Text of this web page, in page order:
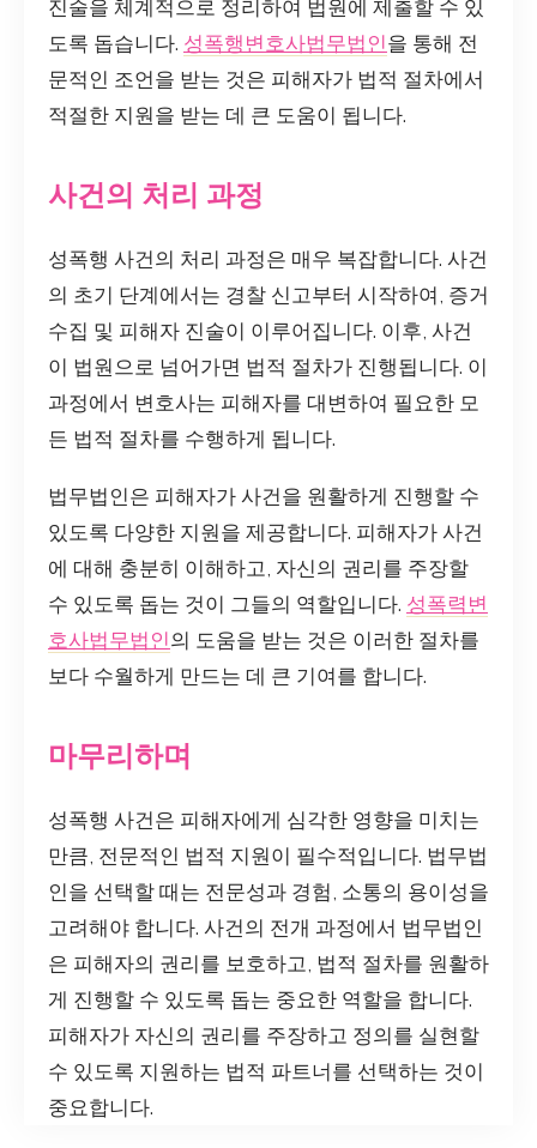
진술을 체계적으로 정리하여 법원에 제출할 수 있
도록 돕습니다. 성폭행변호사법무법인을 통해 전
문적인 조언을 받는 것은 피해자가 법적 절차에서
적절한 지원을 받는 데 큰 도움이 됩니다.
사건의 처리 과정
성폭행 사건의 처리 과정은 매우 복잡합니다. 사건
의 초기 단계에서는 경찰 신고부터 시작하여, 증거
수집 및 피해자 진술이 이루어집니다. 이후, 사건
이 법원으로 넘어가면 법적 절차가 진행됩니다. 이
과정에서 변호사는 피해자를 대변하여 필요한 모
든 법적 절차를 수행하게 됩니다.
법무법인은 피해자가 사건을 원활하게 진행할 수
있도록 다양한 지원을 제공합니다. 피해자가 사건
에 대해 충분히 이해하고, 자신의 권리를 주장할
수 있도록 돕는 것이 그들의 역할입니다. 성폭력변
호사법무법인의 도움을 받는 것은 이러한 절차를
보다 수월하게 만드는 데 큰 기여를 합니다.
마무리하며
성폭행 사건은 피해자에게 심각한 영향을 미치는
만큼, 전문적인 법적 지원이 필수적입니다. 법무법
인을 선택할 때는 전문성과 경험, 소통의 용이성을
고려해야 합니다. 사건의 전개 과정에서 법무법인
은 피해자의 권리를 보호하고, 법적 절차를 원활하
게 진행할 수 있도록 돕는 중요한 역할을 합니다.
피해자가 자신의 권리를 주장하고 정의를 실현할
수 있도록 지원하는 법적 파트너를 선택하는 것이
중요합니다.